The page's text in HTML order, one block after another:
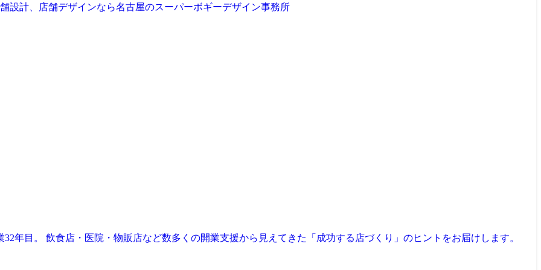
32年目。 飲食店・医院・物販店など数多くの開業支援から見えてきた「成功する店づくり」のヒントをお届けします。